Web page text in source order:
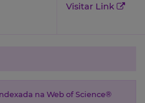
Visitar Link
na Web of Science®